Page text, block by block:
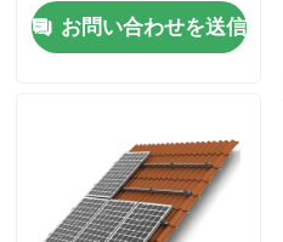
るソーラーパネル取り付け
ブラケット
お問い合わせを送信